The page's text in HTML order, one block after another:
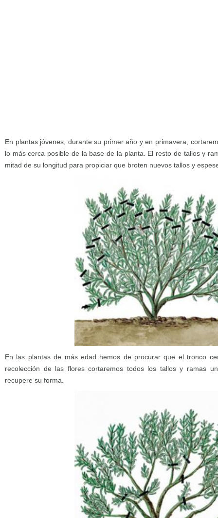
En plantas jóvenes, durante su primer año y en primavera,
lo más cerca posible de la base de la planta. El resto de tallos y
mitad de su longitud para propiciar que broten nuevos tallos y
En las plantas de más edad hemos de procurar que el tronco
recolección de las flores cortaremos todos los tallos y ramas
recupere su forma.